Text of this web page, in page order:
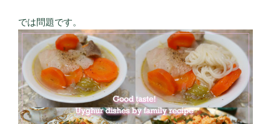
では問題です。